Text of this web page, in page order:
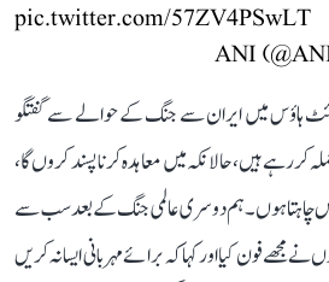
pic.twitter.com/57ZV4PSwLT
ہاؤس میں ایران سے جنگ کے حوالے سے گفتگو
کر رہے ہیں، حالانکہ میں معاہدہ کرنا پسند کروں گا،
چاہتا ہوں۔ ہم دوسری عالمی جنگ کے بعد سب سے
مجھے فون کیا اور کہا کہ برائے مہربانی ایسا نہ کریں